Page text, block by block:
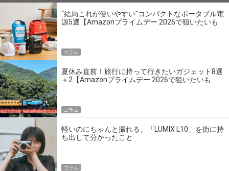
“結局これが使いやすい”コンパクトなポータブル電
源5選【Amazonプライムデー 2026で狙いたいも
コラム
夏休み直前！旅行に持って行きたいガジェット8選
＋2【Amazonプライムデー 2026で狙いたいも
コラム
軽いのにちゃんと撮れる。「LUMIX L10」を街に持
ち出して分かったこと
コラム